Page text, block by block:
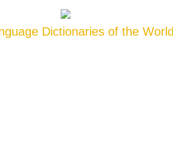
Dictionaries of the World